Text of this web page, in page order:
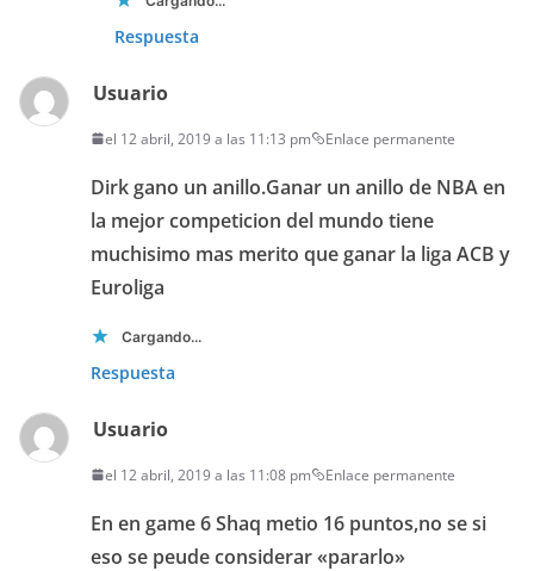
Respuesta
Usuario
el 12 abril, 2019 a las 11:13 pm Enlace permanente
Dirk gano un anillo.Ganar un anillo de NBA en
la mejor competicion del mundo tiene
muchisimo mas merito que ganar la liga ACB y
Euroliga
Cargando...
Respuesta
Usuario
el 12 abril, 2019 a las 11:08 pm Enlace permanente
En en game 6 Shaq metio 16 puntos,no se si
eso se peude considerar «pararlo»